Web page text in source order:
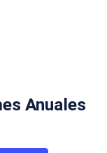
Anuales